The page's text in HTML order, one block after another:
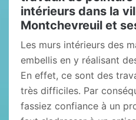
intérieurs dans la
Montchevreuil et
Les murs intérieurs des
embellis en y réalisant
En effet, ce sont des
très difficiles. Par
fassiez confiance à un